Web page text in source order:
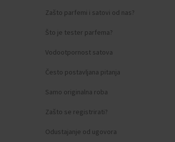
Zašto parfemi i satovi od nas?
Što je tester parfema?
Vodootpornost satova
Često postavljana pitanja
Samo originalna roba
Zašto se registrirati?
Odustajanje od ugovora